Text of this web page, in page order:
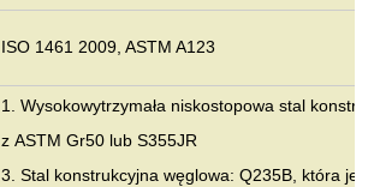
ISO 1461 2009, ASTM A123
1. Wysokowytrzymała niskostopowa stal
z ASTM Gr50 lub S355JR
3. Stal konstrukcyjna węglowa: Q235B, która